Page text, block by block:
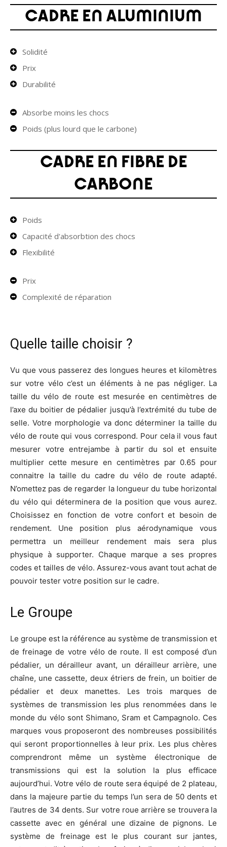
CADRE EN ALUMINIUM
Solidité
Prix
Durabilité
Absorbe moins les chocs
Poids (plus lourd que le carbone)
CADRE EN FIBRE DE
CARBONE
Poids
Capacité d'absorbtion des chocs
Flexibilité
Prix
Complexité de réparation
Quelle taille choisir ?
Vu que vous passerez des longues heures et kilomètres
sur votre vélo c’est un éléments à ne pas négliger. La
taille du vélo de route est mesurée en centimètres de
l’axe du boitier de pédalier jusqu’à l’extrémité du tube de
selle. Votre morphologie va donc déterminer la taille du
vélo de route qui vous correspond. Pour cela il vous faut
mesurer votre entrejambe à partir du sol et ensuite
multiplier cette mesure en centimètres par 0.65 pour
connaitre la taille du cadre du vélo de route adapté.
N’omettez pas de regarder la longueur du tube horizontal
du vélo qui déterminera de la position que vous aurez.
Choisissez en fonction de votre confort et besoin de
rendement. Une position plus aérodynamique vous
permettra un meilleur rendement mais sera plus
physique à supporter. Chaque marque a ses propres
codes et tailles de vélo. Assurez-vous avant tout achat de
pouvoir tester votre position sur le cadre.
Le Groupe
Le groupe est la référence au système de transmission et
de freinage de votre vélo de route. Il est composé d’un
pédalier, un dérailleur avant, un dérailleur arrière, une
chaîne, une cassette, deux étriers de frein, un boitier de
pédalier et deux manettes. Les trois marques de
systèmes de transmission les plus renommées dans le
monde du vélo sont Shimano, Sram et Campagnolo. Ces
marques vous proposeront des nombreuses possibilités
qui seront proportionnelles à leur prix. Les plus chères
comprendront même un système électronique de
transmissions qui est la solution la plus efficace
aujourd’hui. Votre vélo de route sera équipé de 2 plateau,
dans la majeure partie du temps l’un sera de 50 dents et
l’autres de 34 dents. Sur votre roue arrière se trouvera la
cassette avec en général une dizaine de pignons. Le
système de freinage est le plus courant sur jantes,